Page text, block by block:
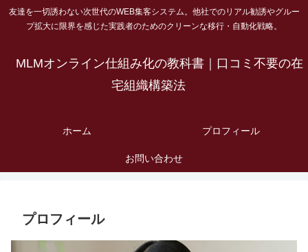
友達を一切誘わない次世代のWEB集客システム。他社でのリアル勧誘やグルー
プ拡大に限界を感じた実践者のためのクリーンな移行・自動化戦略。
MLMオンライン仕組み化の教科書｜口コミ不要の在
宅組織構築法
ホーム プロフィール
お問い合わせ
プロフィール